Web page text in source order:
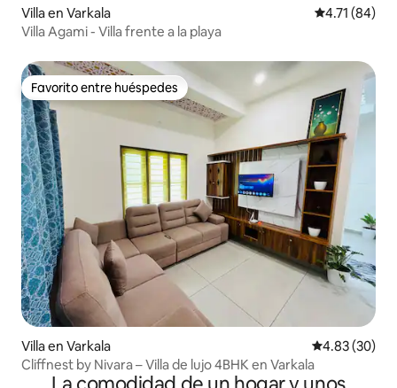
Villa en Varkala Calificación
4.71 (84)
Villa Agami - Villa frente a la playa
Favorito entre huéspedes
Favorito entre huéspedes
Villa en Varkala Calificación
4.83 (30)
Cliffnest by Nivara – Villa de lujo 4BHK en Varkala